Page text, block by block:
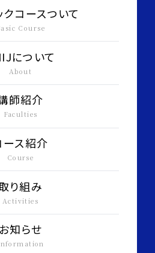
クコースついて
Course
について
About
師紹介
Faculties
ース紹介
Course
り組み
Activities
お知らせ